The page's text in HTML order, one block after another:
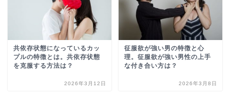
共依存状態になっているカッ
プルの特徴とは。共依存状態
を克服する方法は？
2026年3月12日
征服欲が強い男の特徴と心
理。征服欲が強い男性の上手
な付き合い方は？
2026年3月8日